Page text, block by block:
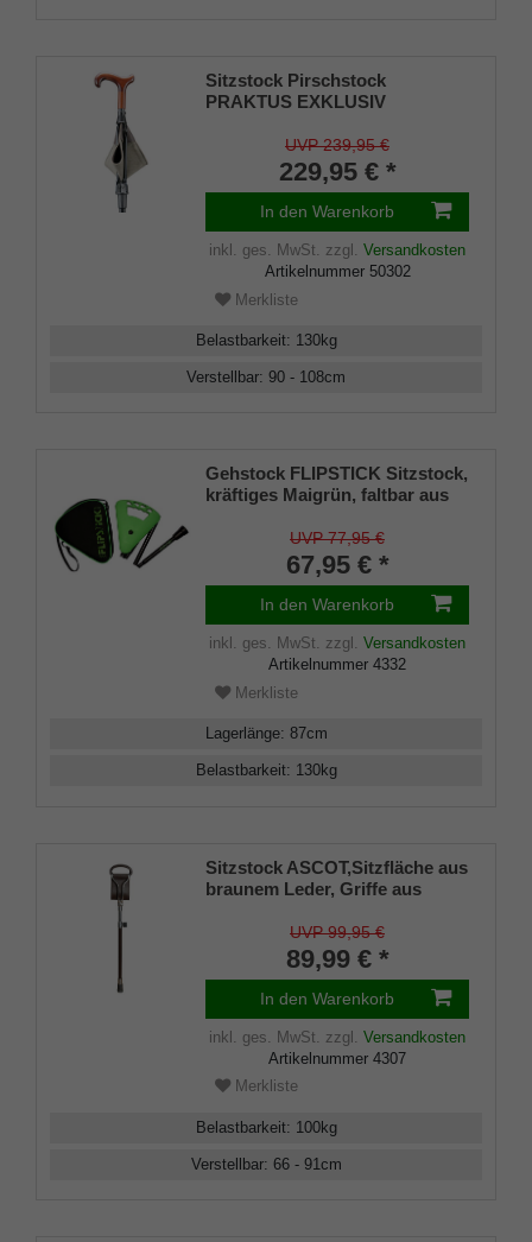
Sitzstock Pirschstock
PRAKTUS EXKLUSIV
Buchenholz, aufklappbare
Sitzfläche aus Rindsleder,
Tellerzwinge für weiche Böden.
UVP 239,95 €
229,95 € *
In den Warenkorb
inkl. ges. MwSt. zzgl. Versandkosten
Artikelnummer 50302
Merkliste
Belastbarkeit: 130kg
Verstellbar: 90 - 108cm
Gehstock FLIPSTICK Sitzstock,
kräftiges Maigrün, faltbar aus
Klappsitz/Griff,inklusive
Gummipuffer und praktischer
Nylontasche.
UVP 77,95 €
67,95 € *
In den Warenkorb
inkl. ges. MwSt. zzgl. Versandkosten
Artikelnummer 4332
Merkliste
Lagerlänge: 87cm
Belastbarkeit: 130kg
Sitzstock ASCOT,Sitzfläche aus
braunem Leder, Griffe aus
Stock aus Leichtmetall,
höhenverstellbar,Stocklänge
66-91 cm, Sitzhöhe 50-75 cm,
inklusive stabilem
Gummipuffer.
UVP 99,95 €
89,99 € *
In den Warenkorb
inkl. ges. MwSt. zzgl. Versandkosten
Artikelnummer 4307
Merkliste
Belastbarkeit: 100kg
Verstellbar: 66 - 91cm